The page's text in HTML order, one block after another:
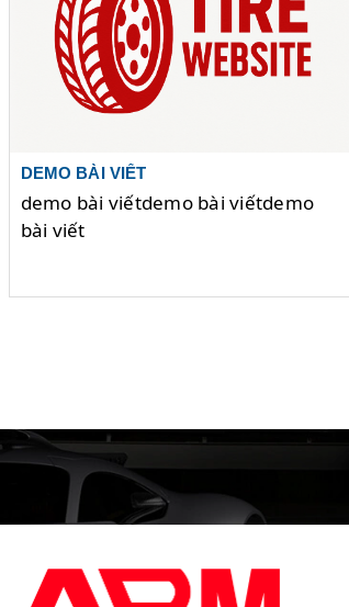
DEMO BÀI VIẾT
demo bài viếtdemo bài viếtdemo
bài viết